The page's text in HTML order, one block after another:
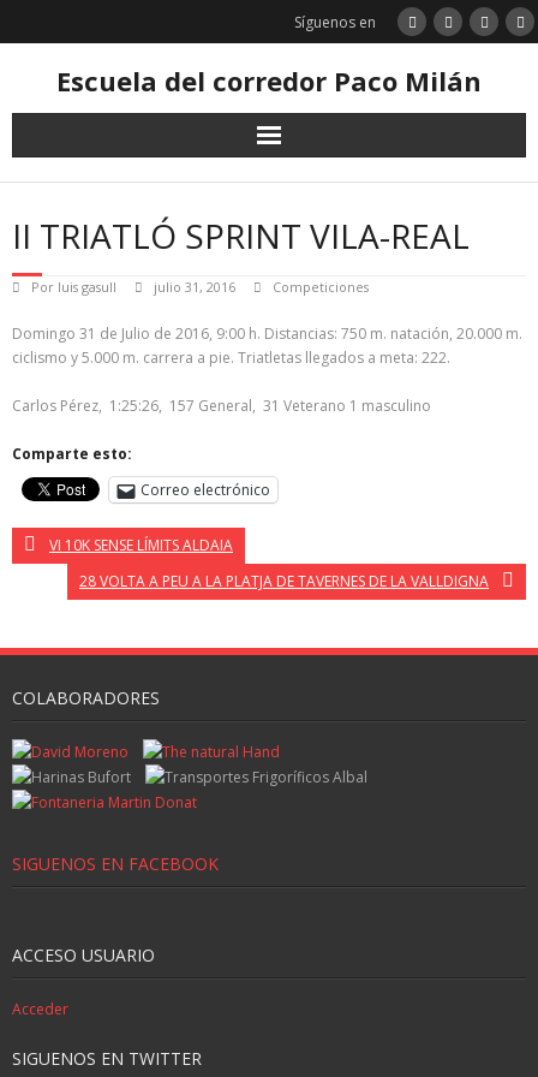
Síguenos en
Escuela del corredor Paco Milán
II TRIATLÓ SPRINT VILA-REAL
Por luis gasull julio 31, 2016 Competiciones
Domingo 31 de Julio de 2016, 9:00 h. Distancias: 750 m. natación, 20.000 m.
ciclismo y 5.000 m. carrera a pie. Triatletas llegados a meta: 222.
Carlos Pérez, 1:25:26, 157 General, 31 Veterano 1 masculino
Comparte esto:
Correo electrónico
VI 10K SENSE LÍMITS ALDAIA
28 VOLTA A PEU A LA PLATJA DE TAVERNES DE LA VALLDIGNA
COLABORADORES
SIGUENOS EN FACEBOOK
ACCESO USUARIO
Acceder
SIGUENOS EN TWITTER